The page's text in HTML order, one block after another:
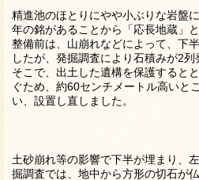
精進池のほとりにやや小ぶりな岩盤
年の銘があることから「応長地蔵」
整備前は、山崩れなどによって、下
したが、発掘調査により石積みが2列
そこで、出土した遺構を保護すると
ぐため、約60センチメートル高いと
い、設置し直しました。
土砂崩れ等の影響で下半が埋まり、
掘調査では、地中から方形の切石が